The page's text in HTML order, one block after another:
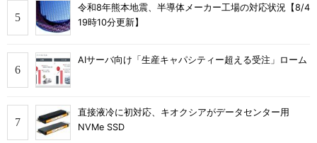
令和8年熊本地震、半導体メーカー工場の対応状況【8/4
19時10分更新】
AIサーバ向け「生産キャパシティー超える受注」ローム
直接液冷に初対応、キオクシアがデータセンター用
NVMe SSD